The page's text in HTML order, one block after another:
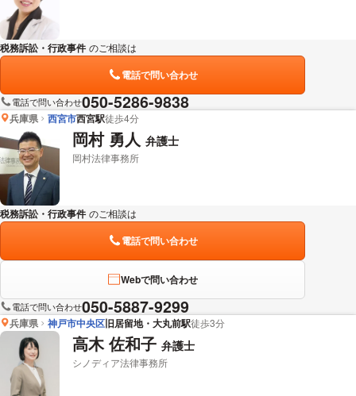
税務訴訟・行政事件 のご相談は
電話で問い合わせ
電話で問い合わせ050-5286-9838
兵庫県 西宮市西宮駅徒歩4分
岡村 勇人 弁護士
岡村法律事務所
税務訴訟・行政事件 のご相談は
電話で問い合わせ
Webで問い合わせ
電話で問い合わせ050-5887-9299
兵庫県 神戸市中央区旧居留地・大丸前駅徒歩3分
高木 佐和子 弁護士
シノディア法律事務所